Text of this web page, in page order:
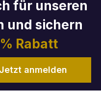
für unseren
und sichern
Rabatt
Jetzt anmelden